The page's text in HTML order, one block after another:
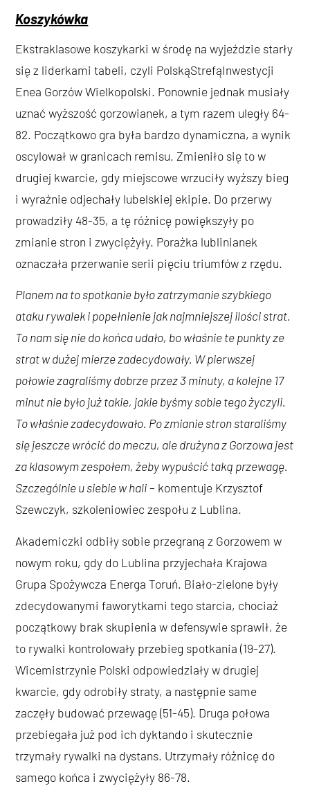
Koszykówka
Ekstraklasowe koszykarki w środę na wyjeździe starły
się z liderkami tabeli, czyli PolskąStrefąInwestycji
Enea Gorzów Wielkopolski. Ponownie jednak musiały
uznać wyższość gorzowianek, a tym razem uległy 64-
82. Początkowo gra była bardzo dynamiczna, a wynik
oscylował w granicach remisu. Zmieniło się to w
drugiej kwarcie, gdy miejscowe wrzuciły wyższy bieg
i wyraźnie odjechały lubelskiej ekipie. Do przerwy
prowadziły 48-35, a tę różnicę powiększyły po
zmianie stron i zwyciężyły. Porażka lublinianek
oznaczała przerwanie serii pięciu triumfów z rzędu.
Planem na to spotkanie było zatrzymanie szybkiego
ataku rywalek i popełnienie jak najmniejszej ilości strat.
To nam się nie do końca udało, bo właśnie te punkty ze
strat w dużej mierze zadecydowały. W pierwszej
połowie zagraliśmy dobrze przez 3 minuty, a kolejne 17
minut nie było już takie, jakie byśmy sobie tego życzyli.
To właśnie zadecydowało. Po zmianie stron staraliśmy
się jeszcze wrócić do meczu, ale drużyna z Gorzowa jest
za klasowym zespołem, żeby wypuścić taką przewagę.
Szczególnie u siebie w hali– komentuje Krzysztof
Szewczyk, szkoleniowiec zespołu z Lublina.
Akademiczki odbiły sobie przegraną z Gorzowem w
nowym roku, gdy do Lublina przyjechała Krajowa
Grupa Spożywcza Energa Toruń. Biało-zielone były
zdecydowanymi faworytkami tego starcia, chociaż
początkowy brak skupienia w defensywie sprawił, że
to rywalki kontrolowały przebieg spotkania (19-27).
Wicemistrzynie Polski odpowiedziały w drugiej
kwarcie, gdy odrobiły straty, a następnie same
zaczęły budować przewagę (51-45). Druga połowa
przebiegała już pod ich dyktando i skutecznie
trzymały rywalki na dystans. Utrzymały różnicę do
samego końca i zwyciężyły 86-78.